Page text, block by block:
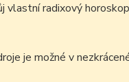
radixový
je možné v